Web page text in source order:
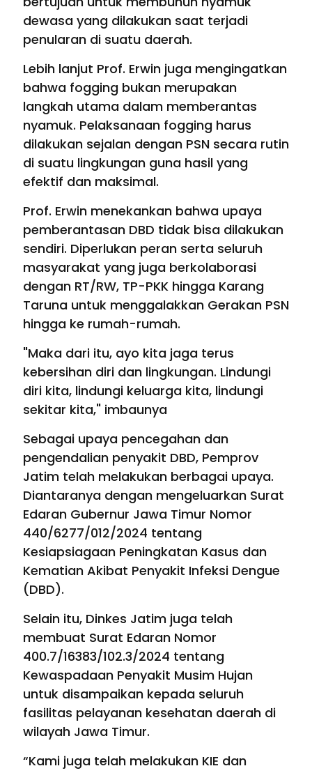
dewasa yang dilakukan saat terjadi
penularan di suatu daerah.
Lebih lanjut Prof. Erwin juga mengingatkan
bahwa fogging bukan merupakan
langkah utama dalam memberantas
nyamuk. Pelaksanaan fogging harus
dilakukan sejalan dengan PSN secara rutin
di suatu lingkungan guna hasil yang
efektif dan maksimal.
Prof. Erwin menekankan bahwa upaya
pemberantasan DBD tidak bisa dilakukan
sendiri. Diperlukan peran serta seluruh
masyarakat yang juga berkolaborasi
dengan RT/RW, TP-PKK hingga Karang
Taruna untuk menggalakkan Gerakan PSN
hingga ke rumah-rumah.
"Maka dari itu, ayo kita jaga terus
kebersihan diri dan lingkungan. Lindungi
diri kita, lindungi keluarga kita, lindungi
sekitar kita," imbaunya
Sebagai upaya pencegahan dan
pengendalian penyakit DBD, Pemprov
Jatim telah melakukan berbagai upaya.
Diantaranya dengan mengeluarkan Surat
Edaran Gubernur Jawa Timur Nomor
440/6277/012/2024 tentang
Kesiapsiagaan Peningkatan Kasus dan
Kematian Akibat Penyakit Infeksi Dengue
(DBD).
Selain itu, Dinkes Jatim juga telah
membuat Surat Edaran Nomor
400.7/16383/102.3/2024 tentang
Kewaspadaan Penyakit Musim Hujan
untuk disampaikan kepada seluruh
fasilitas pelayanan kesehatan daerah di
wilayah Jawa Timur.
“Kami juga telah melakukan KIE dan